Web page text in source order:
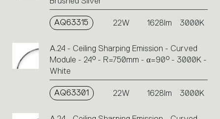
AQ63315 22W 1628lm 3000K
A.24 - Ceiling Sharping Emission - Curved
Module - 24° - R=750mm - α=90° - 3000K -
White
AQ63301 22W 1628lm 3000K